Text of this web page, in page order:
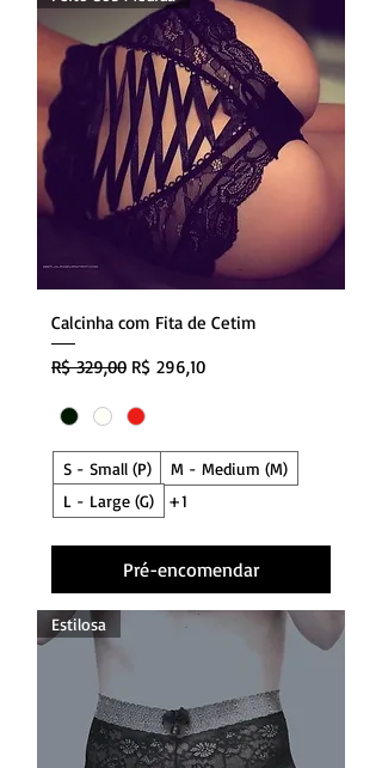
Calcinha com Fita de Cetim
Preço normal
R$ 329,00 Preço promocional
R$ 296,10
S - Small (P)
M - Medium (M)
L - Large (G)
+1
Pré-encomendar
Estilosa